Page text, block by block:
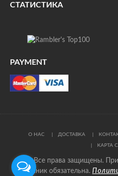
СТАТИСТИКА
PAYMENT
О НАС ДОСТАВКА
КАРТА
© Все права защищены. При
источник обязательна.